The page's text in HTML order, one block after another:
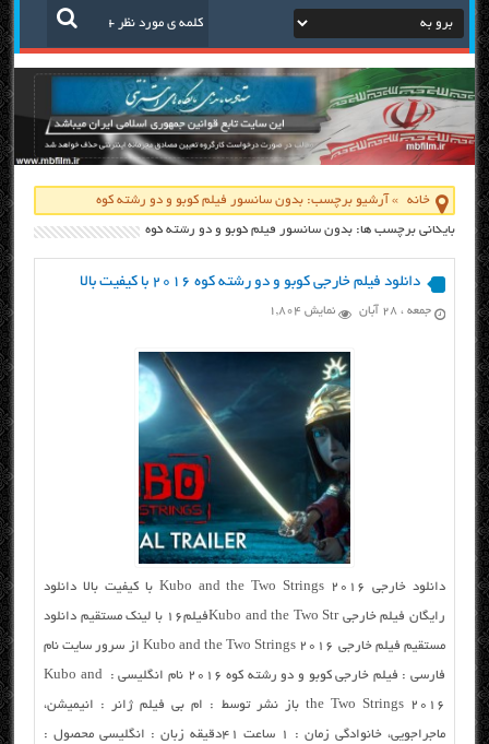
خانه » آرشیو برچسب: بدون سانسور فیلم کوبو و دو رشته کوه
بایگانی برچسب ها: بدون سانسور فیلم کوبو و دو رشته کوه
دانلود فیلم خارجی کوبو و دو رشته کوه ۲۰۱۶ با کیفیت بالا
جمعه ، ۲۸ آبان نمایش 1,804
دانلود خارجی Kubo and the Two Strings 2016 با کیفیت بالا دانلود
رایگان فیلم خارجی Kubo and the Two Strفیلم۱۶ با لینک مستقیم دانلود
مستقیم فیلم خارجی Kubo and the Two Strings 2016 از سرور سایت نام
فارسی : فیلم خارجی کوبو و دو رشته کوه ۲۰۱۶ نام انگلیسی : Kubo and
the Two Strings 2016 باز نشر توسط : ام بی فیلم ژانر : انیمیشن،
ماجراجویی، خانوادگی زمان : ۱ ساعت ۴۱دقیقه زبان : انگلیسی محصول :